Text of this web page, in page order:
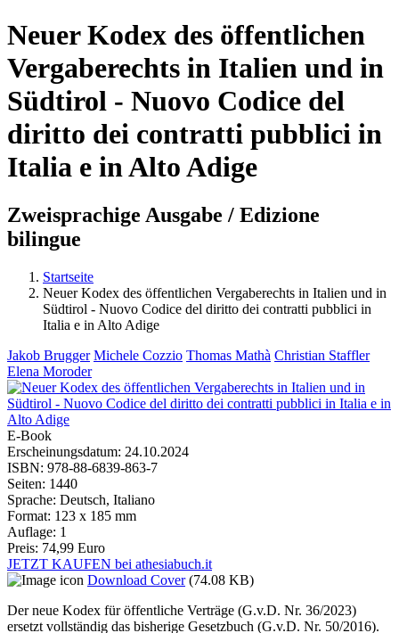
Neuer Kodex des öffentlichen
Vergaberechts in Italien und in
Südtirol - Nuovo Codice del
diritto dei contratti pubblici in
Italia e in Alto Adige
Zweisprachige Ausgabe / Edizione
bilingue
Sie sind hier
Startseite
Neuer Kodex des öffentlichen Vergaberechts in Italien und in
Südtirol - Nuovo Codice del diritto dei contratti pubblici in
Italia e in Alto Adige
Jakob Brugger Michele Cozzio Thomas Mathà Christian Staffler
Elena Moroder
E-Book
Erscheinungsdatum: 24.10.2024
ISBN: 978-88-6839-863-7
Seiten: 1440
Sprache: Deutsch, Italiano
Format: 123 x 185 mm
Auflage: 1
Preis: 74,99 Euro
JETZT KAUFEN bei athesiabuch.it
Download Cover (74.08 KB)
Der neue Kodex für öffentliche Verträge (G.v.D. Nr. 36/2023)
ersetzt vollständig das bisherige Gesetzbuch (G.v.D. Nr. 50/2016).